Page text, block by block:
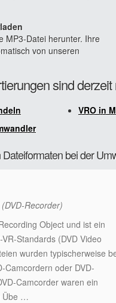
MP3-Datei herunter. Ihre
von unseren
sind
VRO in
bei der
Recorder)
Object und ist ein
Standards (DVD Video
wurden typischerweise
Camcordern oder DVD-
Camcorder waren ein
Übe …